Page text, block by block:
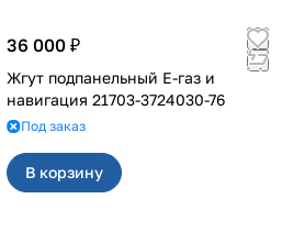
36 000 ₽
Жгут подпанельный Е-газ и
навигация 21703-3724030-76
Под заказ
В корзину